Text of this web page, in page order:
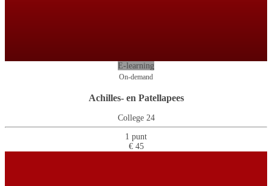
E-learning
On-demand
Achilles- en Patellapees
College 24
1 punt
€ 45